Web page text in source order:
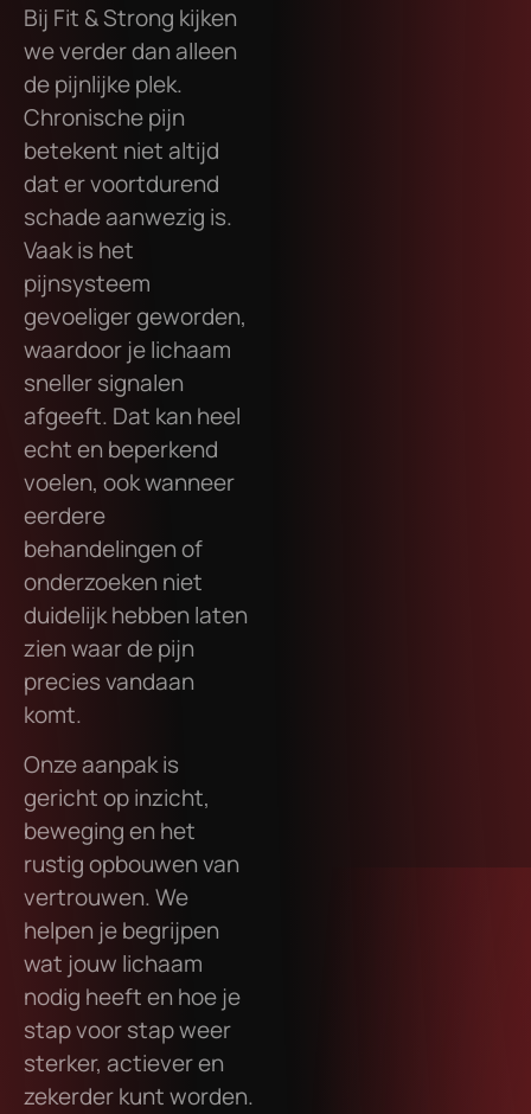
Bij Fit & Strong kijken
we verder dan alleen
de pijnlijke plek.
Chronische pijn
betekent niet altijd
dat er voortdurend
schade aanwezig is.
Vaak is het
pijnsysteem
gevoeliger geworden,
waardoor je lichaam
sneller signalen
afgeeft. Dat kan heel
echt en beperkend
voelen, ook wanneer
eerdere
behandelingen of
onderzoeken niet
duidelijk hebben laten
zien waar de pijn
precies vandaan
komt.
Onze aanpak is
gericht op inzicht,
beweging en het
rustig opbouwen van
vertrouwen. We
helpen je begrijpen
wat jouw lichaam
nodig heeft en hoe je
stap voor stap weer
sterker, actiever en
zekerder kunt worden.